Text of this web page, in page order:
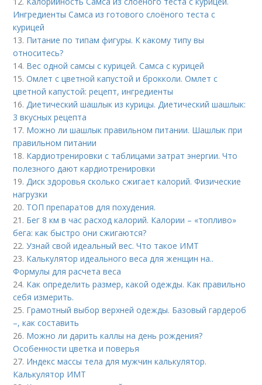
Ингредиенты Самса из готового слоёного теста с
курицей
13. Питание по типам фигуры. К какому типу вы
относитесь?
14. Вес одной самсы с курицей. Самса с курицей
15.Омлет с цветной капустой и брокколи. Омлет с
цветной капустой: рецепт, ингредиенты
16.Диетический шашлык из курицы. Диетический шашлык:
3 вкусных рецепта
17. Можно ли шашлык правильном питании. Шашлык при
правильном питании
18. Кардиотренировки с таблицами затрат энергии. Что
полезного дают кардиотренировки
19.Диск здоровья сколько сжигает калорий. Физические
нагрузки
20. ТОП препаратов для похудения.
21. Бег 8 км в час расход калорий. Калории – «топливо»
бега: как быстро они сжигаются?
22.Узнай свой идеальный вес. Что такое ИМТ
23. Калькулятор идеального веса для женщин на..
Формулы для расчета веса
24. Как определить размер, какой одежды. Как правильно
себя измерить.
25. Грамотный выбор верхней одежды. Базовый гардероб
–, как составить
26. Можно ли дарить каллы на день рождения?
Особенности цветка и поверья
27. Индекс массы тела для мужчин калькулятор.
Калькулятор ИМТ